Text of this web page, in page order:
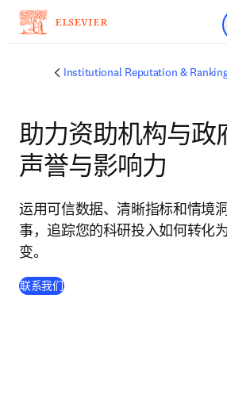
跳转
Institutional Reputation &
助力资助机构与政
声誉与影响力
运用可信数据、清晰指标和情境
事，追踪您的科研投入如何转化
变。
联系我们